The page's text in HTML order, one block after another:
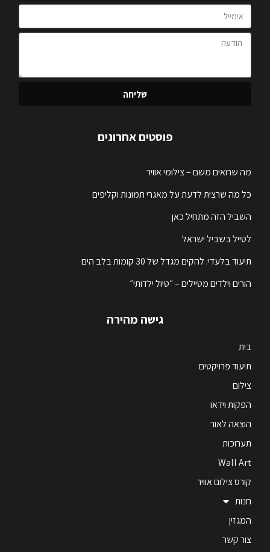
שליחה
פוסטים אחרונים
מה שרואים משם – צילומי אוויר
כל מה שרצית לדעת על מאגרי תמונות וקליפים
השביל הזה מתחיל כאן
לטייל בשביל ישראל
תיעוד בלעדי: להקים מגדל של 30 קומות בלב הים
הורים וילדים מטיילים – ״טיול ילדותי״
גישה מהירה
בית
תיעוד פרויקטים
צילום
הפקות וידאו
הוצאה לאור
תערוכות
Wall Art
קורס צילום אוויר
חנות
המגזין
צור קשר